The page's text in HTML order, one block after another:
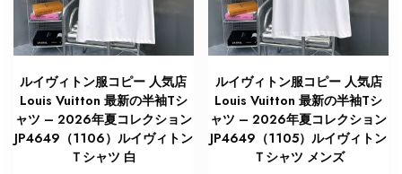
ルイヴィトン服コピー 人気店
Louis Vuitton 最新の半袖Tシ
ャツ – 2026年夏コレクション
JP4649（1106）ルイヴィトン
Ｔシャツ 白
ルイヴィトン服コピー 人気店
Louis Vuitton 最新の半袖Tシ
ャツ – 2026年夏コレクション
JP4649（1105）ルイヴィトン
Ｔシャツ メンズ